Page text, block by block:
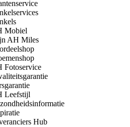
Mobiel
AH Miles
Fotoservice
Leefstijl
Hub